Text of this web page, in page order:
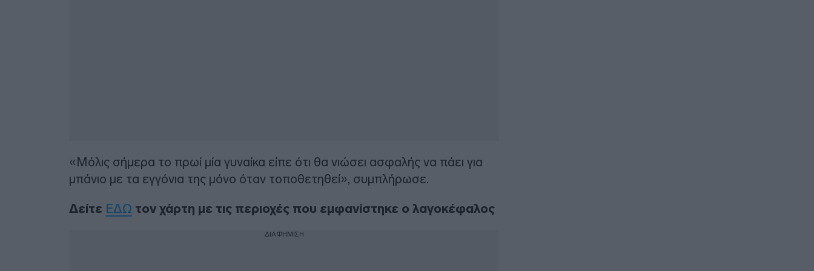
«Μόλις σήμερα το πρωί μία γυναίκα είπε ότι θα νιώσει ασφαλής να πάει για
μπάνιο με τα εγγόνια της μόνο όταν τοποθετηθεί», συμπλήρωσε.
Δείτε ΕΔΩ τον χάρτη με τις περιοχές που εμφανίστηκε ο λαγοκέφαλος
ΔΙΑΦΗΜΙΣΗ